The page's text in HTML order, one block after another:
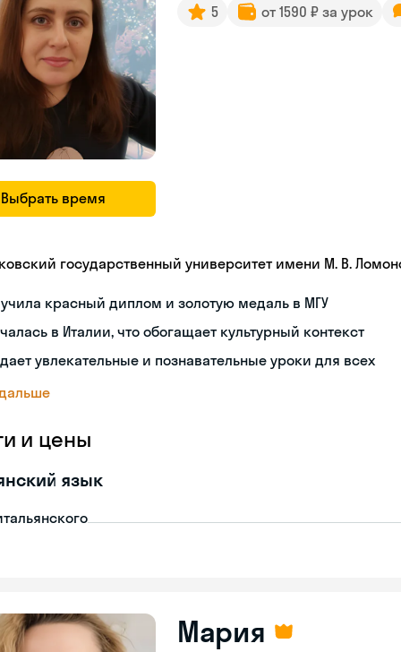
Выбрать время
5 от 1590 ₽ за урок
государственный университет имени М. В.
красный диплом и золотую медаль в МГУ
в Италии, что обогащает культурный контекст
увлекательные и познавательные уроки для всех
и цены
язык
Мария